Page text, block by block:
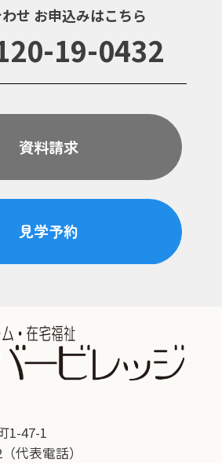
せ お申込みはこちら
19-0432
資料請求
見学予約
1-47-1
（代表電話）